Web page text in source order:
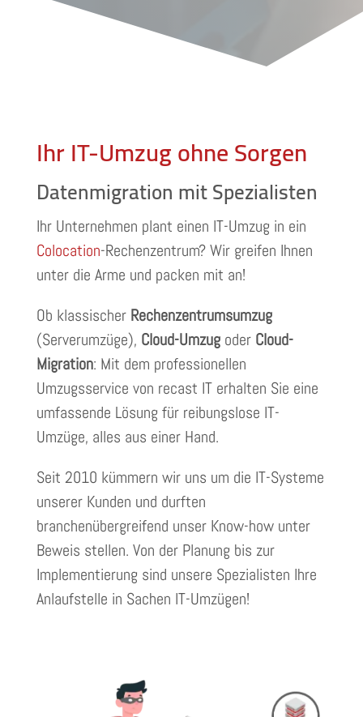
Ihr IT-Umzug ohne Sorgen
Datenmigration mit Spezialisten
Ihr Unternehmen plant einen IT-Umzug in ein
Colocation-Rechenzentrum? Wir greifen Ihnen
unter die Arme und packen mit an!
Ob klassischer Rechenzentrumsumzug
(Serverumzüge), Cloud-Umzugoder Cloud-
Migration: Mit dem professionellen
Umzugsservice von recast IT erhalten Sie eine
umfassende Lösung für reibungslose IT-
Umzüge, alles aus einer Hand.
Seit 2010 kümmern wir uns um die IT-Systeme
unserer Kunden und durften
branchenübergreifend unser Know-how unter
Beweis stellen. Von der Planung bis zur
Implementierung sind unsere Spezialisten Ihre
Anlaufstelle in Sachen IT-Umzügen!